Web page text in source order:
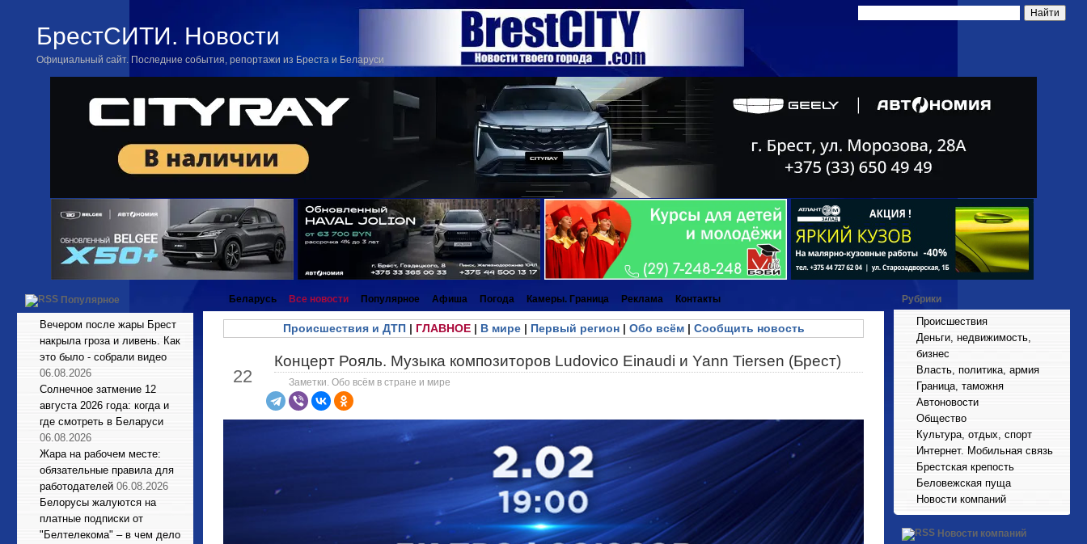
БрестСИТИ. Новости
Официальный сайт. Последние события, репортажи из Бреста и Беларуси
Популярное
Вечером после жары Брест
накрыла гроза и ливень. Как
это было - собрали видео
06.08.2026
Солнечное затмение 12
августа 2026 года: когда и
где смотреть в Беларуси
06.08.2026
Жара на рабочем месте:
обязательные правила для
работодателей 06.08.2026
Белорусы жалуются на
платные подписки от
"Белтелекома" – в чем дело
Беларусь Все новости Популярное Афиша Погода Камеры. Граница Реклама Контакты
Происшествия и ДТП| ГЛАВНОЕ| В мире| Первый регион| Обо всём| Сообщить новость
22
Концерт Рояль. Музыка композиторов Ludovico Einaudi и Yann Tiersen (Брест)
Заметки. Обо всём в стране и мире
Рубрики
Происшествия
Деньги, недвижимость,
бизнес
Власть, политика, армия
Граница, таможня
Автоновости
Общество
Культура, отдых, спорт
Интернет. Мобильная связь
Брестская крепость
Беловежская пуща
Новости компаний
Новости компаний